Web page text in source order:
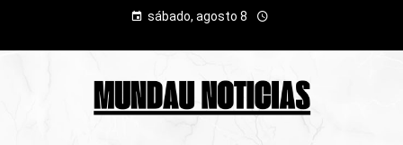
sábado, agosto 8